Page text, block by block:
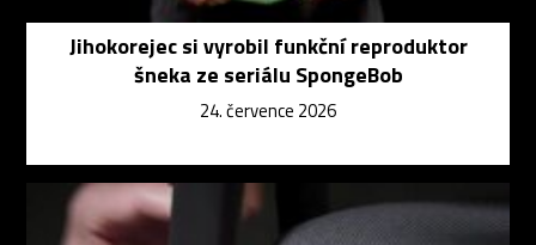
Jihokorejec si vyrobil funkční reproduktor
šneka ze seriálu SpongeBob
24. července 2026